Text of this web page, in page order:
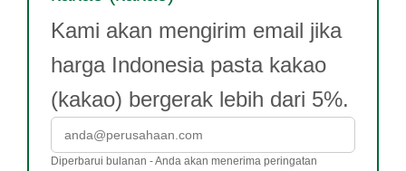
Kami akan mengirim email jika
harga Indonesia pasta kakao
(kakao) bergerak lebih dari 5%.
Diperbarui bulanan - Anda akan menerima peringatan